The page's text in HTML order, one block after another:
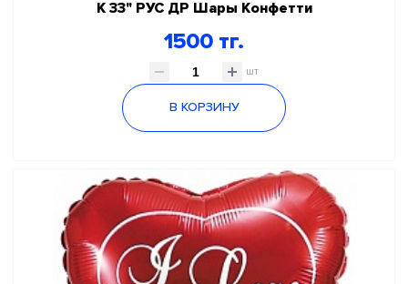
К 33" РУС ДР Шары Конфетти
1500 тг.
шт
В КОРЗИНУ